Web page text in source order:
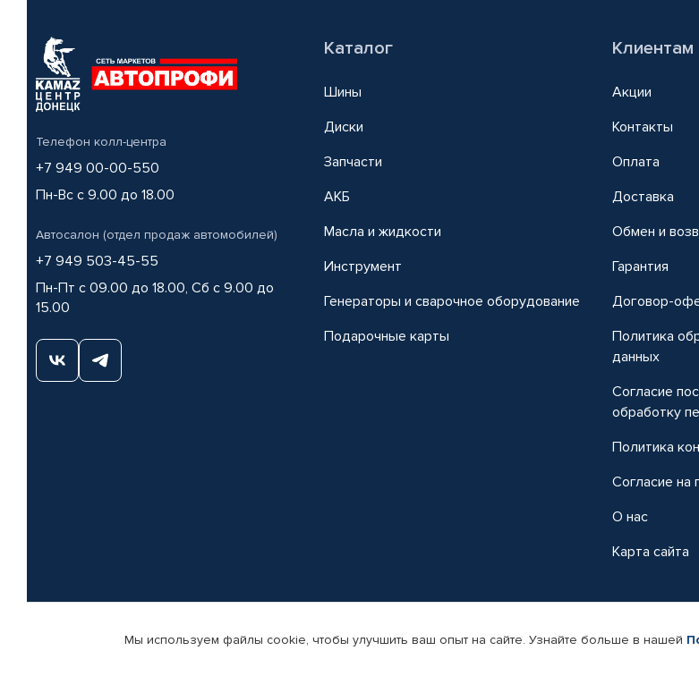
Телефон колл-центра
+7 949 00-00-550
Пн-Вс с 9.00 до 18.00
Автосалон (отдел продаж автомобилей)
+7 949 503-45-55
Пн-Пт с 09.00 до 18.00, Сб с 9.00 до
15.00
Каталог
Шины
Диски
Запчасти
АКБ
Масла и жидкости
Инструмент
Генераторы и сварочное оборудование
Подарочные карты
Клиентам
Акции
Контакты
Оплата
Доставка
Обмен и
Гарантия
Договор-
Политика
данных
Согласие
обработку
Политика
Согласие на
О нас
Карта сайта
© КАМАЗ ЦЕНТР ДОНЕЦК, 2015-2026. Все права защищены. Интернет-магазин автомобильных товаров Автопрофи.
Мы используем файлы cookie, чтобы улучшить ваш опыт на сайте. Узнайте больше в нашей